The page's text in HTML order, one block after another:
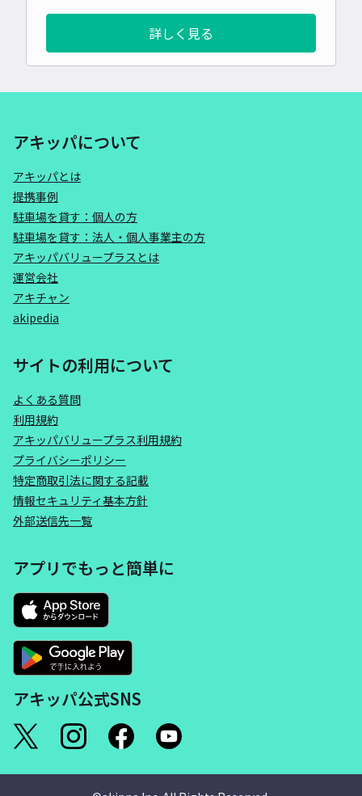
詳しく見る
アキッパについて
アキッパとは
提携事例
駐車場を貸す：個人の方
駐車場を貸す：法人・個人事業主の方
アキッパバリュープラスとは
運営会社
アキチャン
akipedia
サイトの利用について
よくある質問
利用規約
アキッパバリュープラス利用規約
プライバシーポリシー
特定商取引法に関する記載
情報セキュリティ基本方針
外部送信先一覧
アプリでもっと簡単に
アキッパ公式SNS